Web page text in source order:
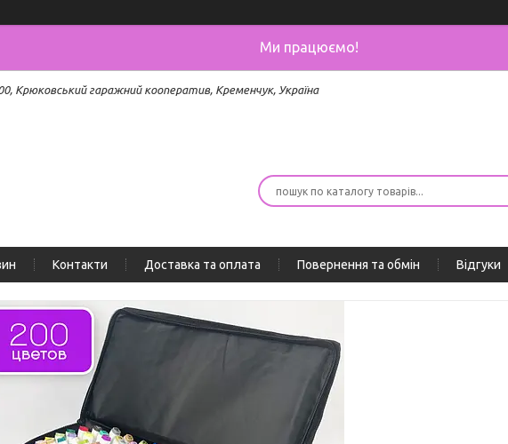
Ми працюємо!
Крюковський гаражний кооператив, Кременчук, Україна
Контакти Доставка та оплата Повернення та обмін Відгуки